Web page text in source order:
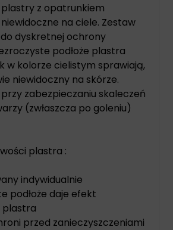
z opatrunkiem
niewidoczne na ciele. Zestaw
dyskretnej ochrony
podłoże plastra
w kolorze cielistym sprawiają,
niewidoczny na skórze.
zabezpieczaniu skaleczeń
(zwłaszcza po goleniu)
plastra :
indywidualnie
podłoże daje efekt
plastra
przed zanieczyszczeniami